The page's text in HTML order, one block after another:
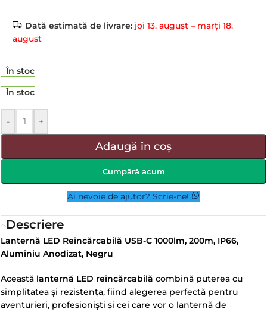
Dată estimată de livrare: joi 13. august – marți 18.
august
În stoc
În stoc
- +
Adaugă în coș
Cumpără acum
Ai nevoie de ajutor? Scrie-ne!
Descriere
Lanternă LED Reîncărcabilă USB-C 1000lm, 200m, IP66,
Aluminiu Anodizat, Negru
Această lanternă LED reîncărcabilă combină puterea cu
simplitatea și rezistența, fiind alegerea perfectă pentru
aventurieri, profesioniști și cei care vor o lanternă de